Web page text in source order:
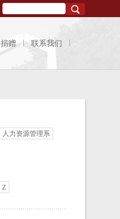
捐赠 联系我们
人力资源管理系
Z